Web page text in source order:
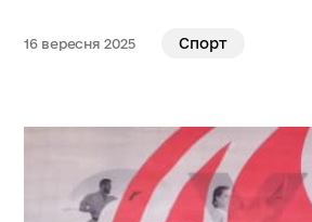
16 вересня 2025 Спорт